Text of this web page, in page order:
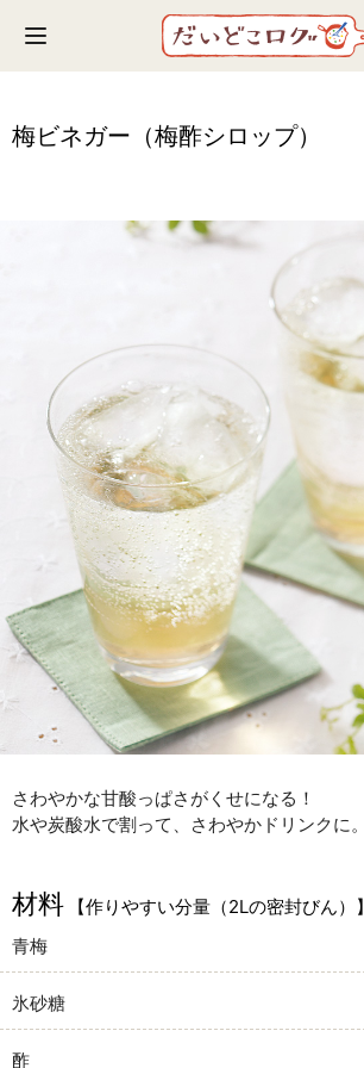
Toggle navigation
梅ビネガー（梅酢シロップ）
さわやかな甘酸っぱさがくせになる！
水や炭酸水で割って、さわやかドリンクに。
材料
【作りやすい分量（2Lの密封びん）】
青梅
氷砂糖
酢